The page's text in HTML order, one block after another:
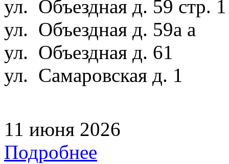
ул. Объездная д. 59 стр.
ул. Объездная д. 59а а
ул. Объездная д. 61
ул. Самаровская д. 1
11 июня 2026
Подробнее